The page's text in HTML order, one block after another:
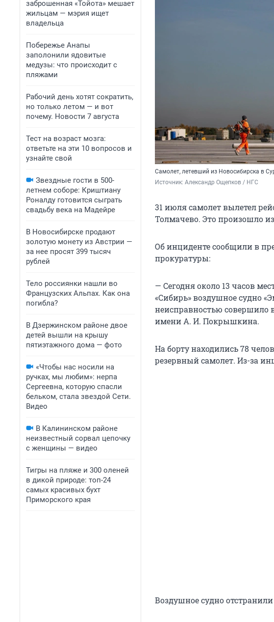
заброшенная «Тойота» мешает
жильцам — мэрия ищет
владельца
Побережье Анапы
заполонили ядовитые
медузы: что происходит с
пляжами
Рабочий день хотят сократить,
но только летом — и вот
почему. Новости 7 августа
Тест на возраст мозга:
ответьте на эти 10 вопросов и
узнайте свой
Звездные гости в 500-
летнем соборе: Криштиану
Роналду готовится сыграть
свадьбу века на Мадейре
В Новосибирске продают
золотую монету из Австрии —
за нее просят 399 тысяч
рублей
Тело россиянки нашли во
Французских Альпах. Как она
погибла?
В Дзержинском районе двое
детей вышли на крышу
пятиэтажного дома — фото
«Чтобы нас носили на
ручках, мы любим»: нерпа
Сергеевна, которую спасли
бельком, стала звездой Сети.
Видео
В Калининском районе
неизвестный сорвал цепочку
с женщины — видео
Тигры на пляже и 300 оленей
в дикой природе: топ-24
самых красивых бухт
Приморского края
Самолет, летевший из Новосибирска в
Источник: Александр Ощепков / НГС
31 июля самолет вылетел
Толмачево. Это произошло
Об инциденте сообщили в
прокуратуры:
— Сегодня около 13 часов
«Сибирь» воздушное судно
неисправностью совершило
имени А. И. Покрышкина.
На борту находились 78
резервный самолет. Из-за
Воздушное судно